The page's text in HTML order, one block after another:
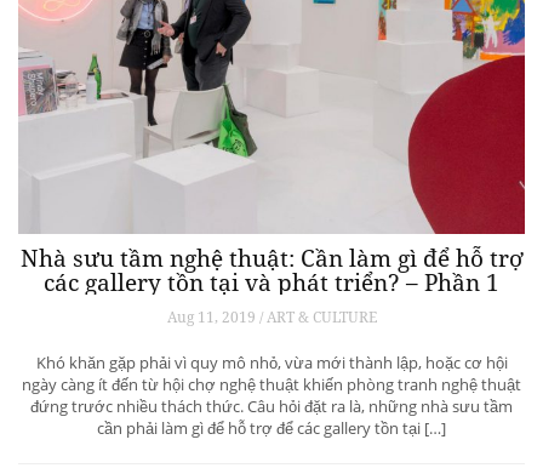
Nhà sưu tầm nghệ thuật: Cần làm gì để hỗ trợ
các gallery tồn tại và phát triển? – Phần 1
Aug 11, 2019 / ART & CULTURE
Khó khăn gặp phải vì quy mô nhỏ, vừa mới thành lập, hoặc cơ hội
ngày càng ít đến từ hội chợ nghệ thuật khiến phòng tranh nghệ thuật
đứng trước nhiều thách thức. Câu hỏi đặt ra là, những nhà sưu tầm
cần phải làm gì để hỗ trợ để các gallery tồn tại […]